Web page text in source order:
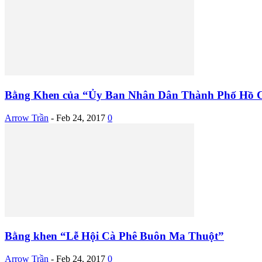
Bằng Khen của “Ủy Ban Nhân Dân Thành Phố Hồ
Arrow Trần - Feb 24, 2017 0
Bằng khen “Lễ Hội Cà Phê Buôn Ma Thuột”
Arrow Trần - Feb 24, 2017 0